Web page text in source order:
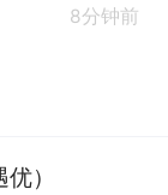
8分钟前
）